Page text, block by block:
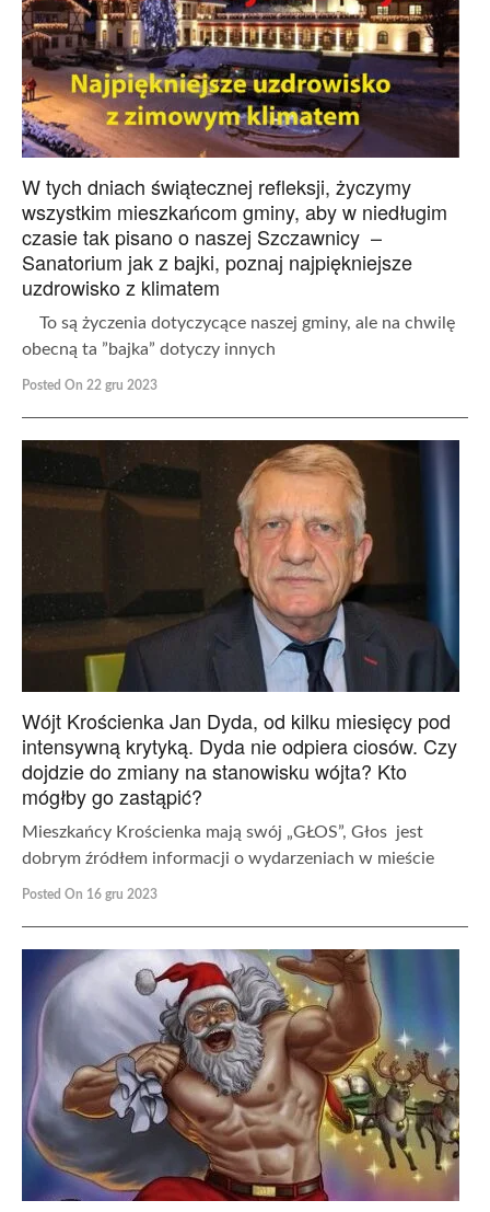
W tych dniach świątecznej refleksji, życzymy
wszystkim mieszkańcom gminy, aby w niedługim
czasie tak pisano o naszej Szczawnicy –
Sanatorium jak z bajki, poznaj najpiękniejsze
uzdrowisko z klimatem
To są życzenia dotyczycące naszej gminy, ale na chwilę
obecną ta ”bajka” dotyczy innych
Posted On 22 gru 2023
Wójt Krościenka Jan Dyda, od kilku miesięcy pod
intensywną krytyką. Dyda nie odpiera ciosów. Czy
dojdzie do zmiany na stanowisku wójta? Kto
mógłby go zastąpić?
Mieszkańcy Krościenka mają swój „GŁOS”, Głos jest
dobrym źródłem informacji o wydarzeniach w mieście
Posted On 16 gru 2023